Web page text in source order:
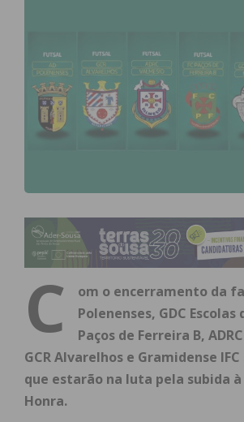
C
om o encerramento da
Polenenses, GDC Escolas
Paços de Ferreira B,
GCR Alvarelhos e Gramidense
que estarão na luta pela subida à
Honra.